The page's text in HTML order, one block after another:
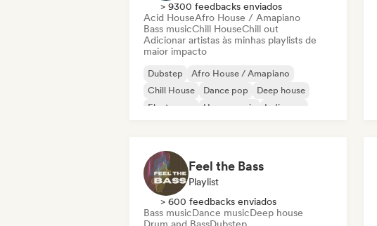
> 9300 feedbacks enviados
Acid HouseAfro House / Amapiano
Bass musicChill HouseChill out
Adicionar artistas às minhas playlists de
maior impacto
Dubstep
Afro House / Amapiano
Chill House
Dance pop
Deep house
Electropop
House music Indie pop
Feel the Bass
Playlist
> 600 feedbacks enviados
Bass musicDance musicDeep house